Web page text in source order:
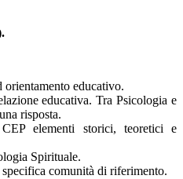
orientamento educativo.
educativa. Tra Psicologia e
risposta.
elementi storici, teoretici e
Spirituale.
comunità di riferimento.